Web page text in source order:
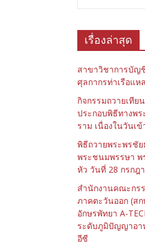
เรื่องล่าสุด
สาขาวิชาการบัญ
ศุลกากรท่าเรือแห
กิจกรรมถวายเที
ประกอบพิธีทางพ
ราม เนื่องในวันเ
พิธีถวายพระพรชั
พระชนมพรรษา พ
หัว วันที่ 28 กรกฎ
สำนักงานคณะกร
ภาคตะวันออก (ส
อักษรพัทยา A-
ระดับภูมิปัญญาอา
อีซี